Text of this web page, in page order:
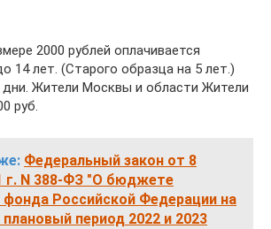
2000 рублей оплачивается
14 лет. (Старого образца на 5 лет.)
Жители Москвы и области Жители
руб.
Федеральный закон от 8
г. N 388-ФЗ "О бюджете
фонда Российской Федерации на
плановый период 2022 и 2023